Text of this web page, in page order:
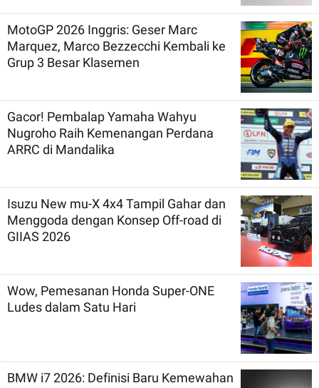
MotoGP 2026 Inggris: Geser Marc
Marquez, Marco Bezzecchi Kembali ke
Grup 3 Besar Klasemen
Gacor! Pembalap Yamaha Wahyu
Nugroho Raih Kemenangan Perdana
ARRC di Mandalika
Isuzu New mu-X 4x4 Tampil Gahar dan
Menggoda dengan Konsep Off-road di
GIIAS 2026
Wow, Pemesanan Honda Super-ONE
Ludes dalam Satu Hari
BMW i7 2026: Definisi Baru Kemewahan